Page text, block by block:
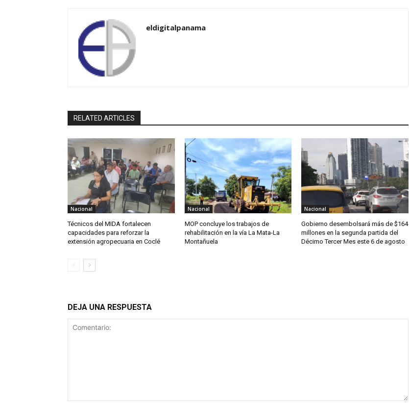
eldigitalpanama
RELATED ARTICLES
Nacional
Técnicos del MIDA fortalecen
capacidades para reforzar la
extensión agropecuaria en Coclé
Nacional
MOP concluye los trabajos de
rehabilitación en la vía La Mata-La
Montañuela
Nacional
Gobierno desembolsará más de $164
millones en la segunda partida del
Décimo Tercer Mes este 6 de agosto
DEJA UNA RESPUESTA